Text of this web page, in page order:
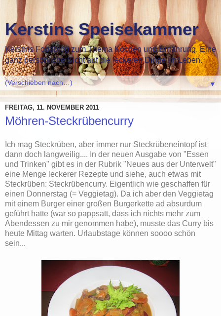
Kerstins Speisekammer
Kerstins Foodblog zum Thema Kochen und Ernährung. Eine
ganz persönliche Sicht auf die leckeren Dinge im Leben.
▼
FREITAG, 11. NOVEMBER 2011
Möhren-Steckrübencurry
Ich mag Steckrüben, aber immer nur Steckrübeneintopf ist
dann doch langweilig.... In der neuen Ausgabe von "Essen
und Trinken" gibt es in der Rubrik "Neues aus der Unterwelt"
eine Menge leckerer Rezepte und siehe, auch etwas mit
Steckrüben: Steckrübencurry. Eigentlich wie geschaffen für
einen Donnerstag (= Veggietag). Da ich aber den Veggietag
mit einem Burger einer großen Burgerkette ad absurdum
geführt hatte (war so pappsatt, dass ich nichts mehr zum
Abendessen zu mir genommen habe), musste das Curry bis
heute Mittag warten. Urlaubstage können soooo schön
sein...